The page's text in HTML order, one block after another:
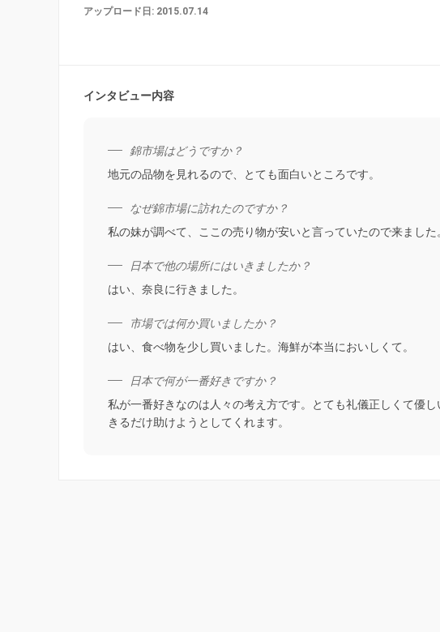
アップロード日: 2015.07.14
インタビュー内容
錦市場はどうですか？
地元の品物を見れるので、とても面白いところです。
なぜ錦市場に訪れたのですか？
私の妹が調べて、ここの売り物が安いと言っていたので来ました
日本で他の場所にはいきましたか？
はい、奈良に行きました。
市場では何か買いましたか？
はい、食べ物を少し買いました。海鮮が本当においしくて。
日本で何が一番好きですか？
私が一番好きなのは人々の考え方です。とても礼儀正しくて優
きるだけ助けようとしてくれます。